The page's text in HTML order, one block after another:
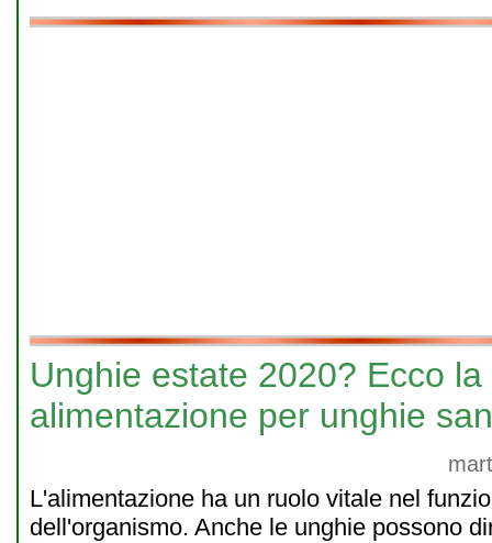
Unghie estate 2020? Ecco la
alimentazione per unghie
L'alimentazione ha un ruolo vitale nel
dell'organismo. Anche le unghie possono